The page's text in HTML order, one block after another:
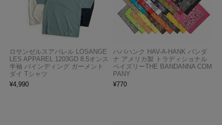
ロサンゼルスアパレル LOSANGE
LES APPAREL 1203GD 8.5オンス
半袖 バインディング ガーメント
ダイ Tシャツ
¥4,990
ハバハンク HAV-A-HANK バンダ
ナ アメリカ製 トラディショナル
ペイズリーTHE BANDANNA COM
PANY
¥770